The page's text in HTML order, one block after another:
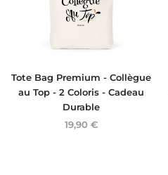
Tote Bag Premium - Collègue
au Top - 2 Coloris - Cadeau
Durable
19,90 €